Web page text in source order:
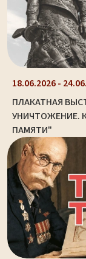
18.06.2026 -
ПЛАКАТНАЯ
УНИЧТОЖЕНИЕ.
ПАМЯТИ"